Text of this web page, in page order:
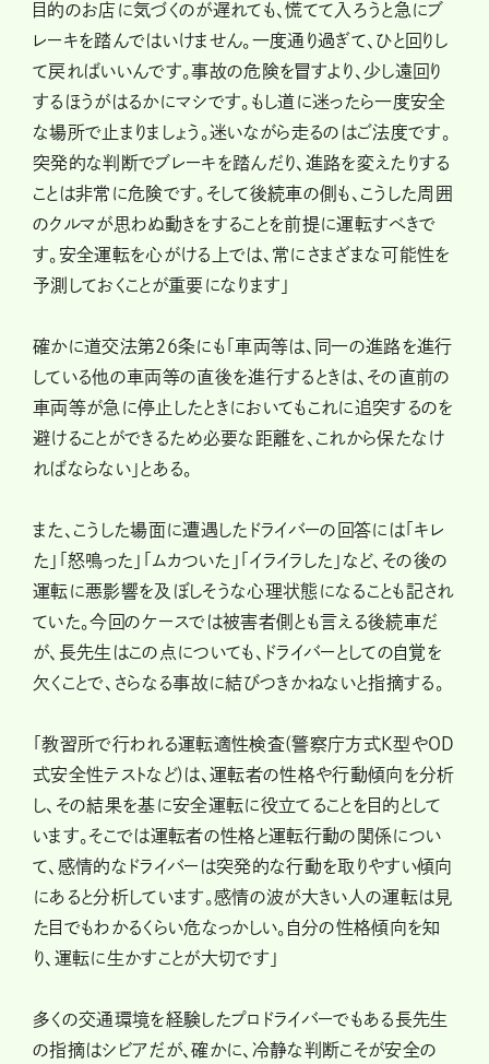
目的のお店に気づくのが遅れても、慌てて入ろうと急にブ
レーキを踏んではいけません。一度通り過ぎて、ひと回りし
て戻ればいいんです。事故の危険を冒すより、少し遠回り
するほうがはるかにマシです。もし道に迷ったら一度安全
な場所で止まりましょう。迷いながら走るのはご法度です。
突発的な判断でブレーキを踏んだり、進路を変えたりする
ことは非常に危険です。そして後続車の側も、こうした周囲
のクルマが思わぬ動きをすることを前提に運転すべきで
す。安全運転を心がける上では、常にさまざまな可能性を
予測しておくことが重要になります」
確かに道交法第26条にも「車両等は、同一の進路を進行
している他の車両等の直後を進行するときは、その直前の
車両等が急に停止したときにおいてもこれに追突するのを
避けることができるため必要な距離を、これから保たなけ
ればならない」とある。
また、こうした場面に遭遇したドライバーの回答には「キレ
た」「怒鳴った」「ムカついた」「イライラした」など、その後の
運転に悪影響を及ぼしそうな心理状態になることも記され
ていた。今回のケースでは被害者側とも言える後続車だ
が、長先生はこの点についても、ドライバーとしての自覚を
欠くことで、さらなる事故に結びつきかねないと指摘する。
「教習所で行われる運転適性検査(警察庁方式K型やOD
式安全性テストなど)は、運転者の性格や行動傾向を分析
し、その結果を基に安全運転に役立てることを目的として
います。そこでは運転者の性格と運転行動の関係につい
て、感情的なドライバーは突発的な行動を取りやすい傾向
にあると分析しています。感情の波が大きい人の運転は見
た目でもわかるくらい危なっかしい。自分の性格傾向を知
り、運転に生かすことが大切です」
多くの交通環境を経験したプロドライバーでもある長先生
の指摘はシビアだが、確かに、冷静な判断こそが安全の